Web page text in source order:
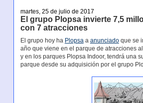
martes, 25 de julio de 2017
El grupo Plopsa invierte 7,5
con 7 atracciones
El grupo hoy ha Plopsaa anunciadoque se
año que viene en el parque de atracciones
y en los parques Plopsa Indoor, tendrá una
parque desde su adquisición por el grupo